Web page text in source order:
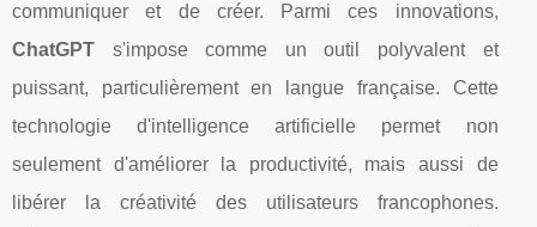
communiquer et de créer. Parmi ces innovations,
ChatGPT s'impose comme un outil polyvalent et
puissant, particulièrement en langue française. Cette
technologie d'intelligence artificielle permet non
seulement d'améliorer la productivité, mais aussi de
libérer la créativité des utilisateurs francophones.